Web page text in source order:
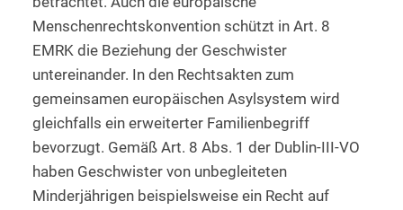
Menschenrechtskonvention schützt in Art. 8
EMRK die Beziehung der Geschwister
untereinander. In den Rechtsakten zum
gemeinsamen europäischen Asylsystem wird
gleichfalls ein erweiterter Familienbegriff
bevorzugt. Gemäß Art. 8 Abs. 1 der Dublin-III-VO
haben Geschwister von unbegleiteten
Minderjährigen beispielsweise ein Recht auf